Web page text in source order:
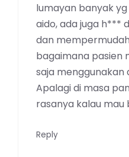
lumayan banyak
aido, ada juga h***
dan
bagaimana pasien
saja menggunakan
Apalagi di masa
rasanya kalau mau
Reply